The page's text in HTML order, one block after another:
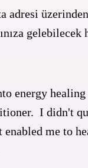
adresi
energy
I didn't
me to